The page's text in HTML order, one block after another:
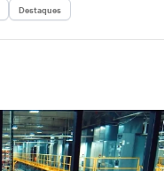
Destaques